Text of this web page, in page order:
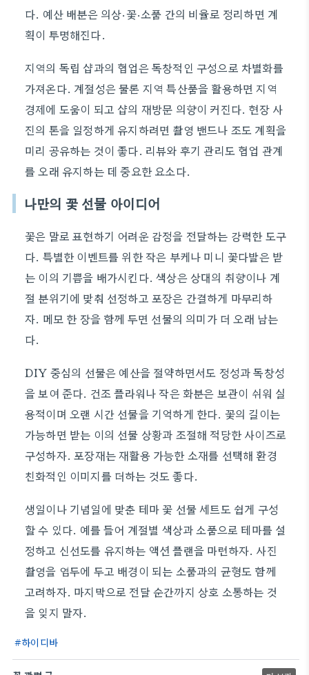
다. 예산 배분은 의상·꽃·소품 간의 비율로 정리하면 계
획이 투명해진다.
지역의 독립 샵과의 협업은 독창적인 구성으로 차별화를
가져온다. 계절성은 물론 지역 특산품을 활용하면 지역
경제에 도움이 되고 샵의 재방문 의향이 커진다. 현장 사
진의 톤을 일정하게 유지하려면 촬영 밴드나 조도 계획을
미리 공유하는 것이 좋다. 리뷰와 후기 관리도 협업 관계
를 오래 유지하는 데 중요한 요소다.
나만의 꽃 선물 아이디어
꽃은 말로 표현하기 어려운 감정을 전달하는 강력한 도구
다. 특별한 이벤트를 위한 작은 부케나 미니 꽃다발은 받
는 이의 기쁨을 배가시킨다. 색상은 상대의 취향이나 계
절 분위기에 맞춰 선정하고 포장은 간결하게 마무리하
자. 메모 한 장을 함께 두면 선물의 의미가 더 오래 남는
다.
DIY 중심의 선물은 예산을 절약하면서도 정성과 독창성
을 보여 준다. 건조 플라워나 작은 화분은 보관이 쉬워 실
용적이며 오랜 시간 선물을 기억하게 한다. 꽃의 길이는
가능하면 받는 이의 선물 상황과 조절해 적당한 사이즈로
구성하자. 포장재는 재활용 가능한 소재를 선택해 환경
친화적인 이미지를 더하는 것도 좋다.
생일이나 기념일에 맞춘 테마 꽃 선물 세트도 쉽게 구성
할 수 있다. 예를 들어 계절별 색상과 소품으로 테마를 설
정하고 신선도를 유지하는 액션 플랜을 마련하자. 사진
촬영을 염두에 두고 배경이 되는 소품과의 균형도 함께
고려하자. 마지막으로 전달 순간까지 상호 소통하는 것
을 잊지 말자.
하이디바